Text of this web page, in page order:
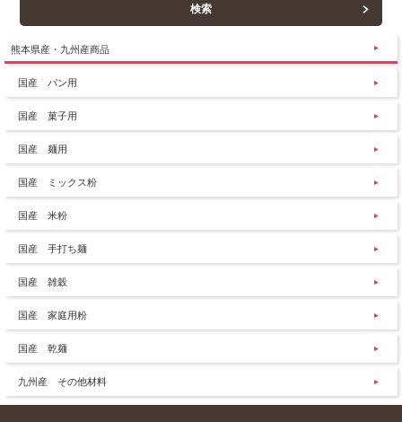
熊本県産・九州産商品
国産 パン用
国産 菓子用
国産 麺用
国産 ミックス粉
国産 米粉
国産 手打ち麺
国産 雑穀
国産 家庭用粉
国産 乾麺
九州産 その他材料